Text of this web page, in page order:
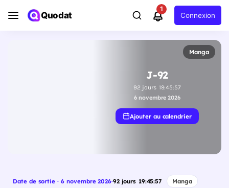
Quodat
1
Connexion
Manga
J-92
92 jours 19:45:56
6 novembre 2026
Ajouter au calendrier
Date de sortie · 6 novembre 2026·92jours 19:45:56 Manga